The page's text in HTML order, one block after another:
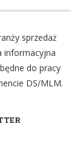
sprzedaż
informacyjna
do pracy
DS/MLM.